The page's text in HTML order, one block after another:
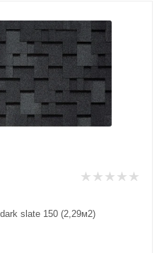
slate 150 (2,29м2)